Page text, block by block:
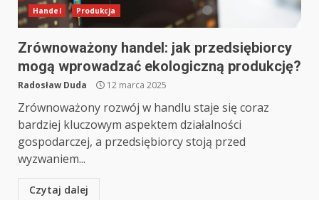
Handel Produkcja
Zrównoważony handel: jak przedsiębiorcy
mogą wprowadzać ekologiczną produkcję?
Radosław Duda 12 marca 2025
Zrównoważony rozwój w handlu staje się coraz
bardziej kluczowym aspektem działalności
gospodarczej, a przedsiębiorcy stoją przed
wyzwaniem...
Czytaj dalej